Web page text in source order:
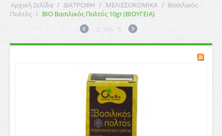
Αρχική Σελίδα / ΔΙΑΤΡΟΦΗ / ΜΕΛΙΣΣΟΚΟΜΙΚΑ / Βασιλικός
Πολτός / ΒΙΟ Βασιλικός Πολτός 10gr (ΒΙΟΥΓΕΙΑ)
2 του 5